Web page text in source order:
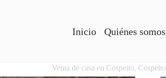
Inicio Quiénes somos
Venta de casa en Cospeito, Cospeito